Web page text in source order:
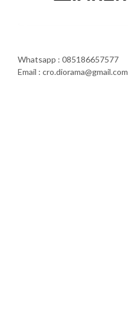
Whatsapp : 085186657577
Email : cro.diorama@gmail.com